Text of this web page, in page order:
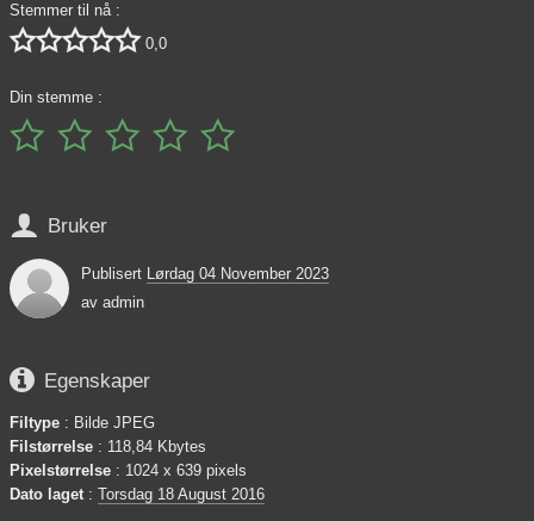
Stemmer til nå :
 0,0
Din stemme :
    
 Bruker
Publisert Lørdag 04 November 2023
av admin
 Egenskaper
Filtype : Bilde JPEG
Filstørrelse : 118,84 Kbytes
Pixelstørrelse : 1024 x 639 pixels
Dato laget: Torsdag 18 August 2016